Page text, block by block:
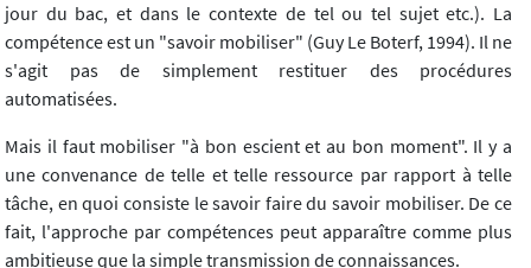
jour du bac, et dans le contexte de tel ou tel sujet etc.). La
compétence est un "savoir mobiliser" (Guy Le Boterf, 1994). Il ne
s'agit pas de simplement restituer des procédures
automatisées.
Mais il faut mobiliser "à bon escient et au bon moment". Il y a
une convenance de telle et telle ressource par rapport à telle
tâche, en quoi consiste le savoir faire du savoir mobiliser. De ce
fait, l'approche par compétences peut apparaître comme plus
ambitieuse que la simple transmission de connaissances.